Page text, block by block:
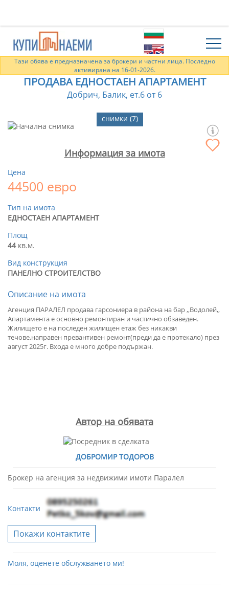
Тази обява е предназначена за брокери и частни лица. Последно
активирана на 16-01-2026.
ПРОДАВА ЕДНОСТАЕН АПАРТАМЕНТ
Добрич, Балик, ет.6 от 6
снимки (7)
Информация за имота
Цена
44500 евро
Тип на имота
ЕДНОСТАЕН АПАРТАМЕНТ
Площ
44 кв.м.
Вид конструкция
ПАНЕЛНО СТРОИТЕЛСТВО
Описание на имота
Агенция ПАРАЛЕЛ продава гарсониера в района на бар ,,Водолей,,
Апартамента е основно ремонтиран и частично обзаведен.
Жилището е на последен жилищен етаж без никакви
течове,направен превантивен ремонт(преди да е протекало) през
август 2025г. Входа е много добре подържан.
Автор на обявата
ДОБРОМИР ТОДОРОВ
Брокер на агенция за недвижими имоти Паралел
Контакти
Покажи контактите
Моля, оценете обслужването ми!